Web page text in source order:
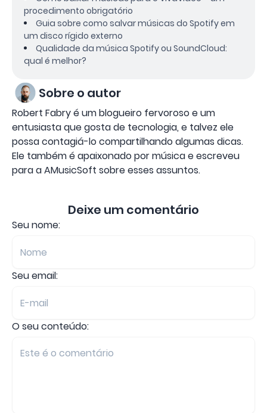
procedimento obrigatório
Guia sobre como salvar músicas do Spotify em
um disco rígido externo
Qualidade da música Spotify ou SoundCloud:
qual é melhor?
Sobre o autor
Robert Fabry é um blogueiro fervoroso e um
entusiasta que gosta de tecnologia, e talvez ele
possa contagiá-lo compartilhando algumas dicas.
Ele também é apaixonado por música e escreveu
para a AMusicSoft sobre esses assuntos.
Deixe um comentário
Seu nome:
Seu email:
O seu conteúdo: